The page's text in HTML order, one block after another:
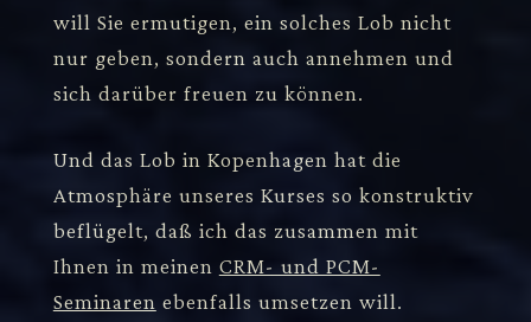
will Sie ermutigen, ein solches Lob nicht
nur geben, sondern auch annehmen und
sich darüber freuen zu können.
Und das Lob in Kopenhagen hat die
Atmosphäre unseres Kurses so konstruktiv
beflügelt, daß ich das zusammen mit
Ihnen in meinen CRM- und PCM-
Seminaren ebenfalls umsetzen will.